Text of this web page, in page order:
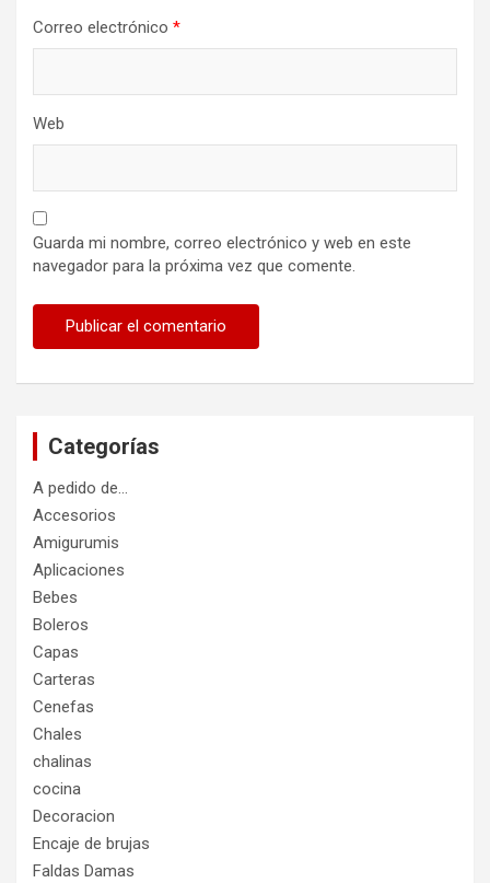
Correo electrónico *
Web
Guarda mi nombre, correo electrónico y web en este
navegador para la próxima vez que comente.
Categorías
A pedido de…
Accesorios
Amigurumis
Aplicaciones
Bebes
Boleros
Capas
Carteras
Cenefas
Chales
chalinas
cocina
Decoracion
Encaje de brujas
Faldas Damas